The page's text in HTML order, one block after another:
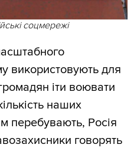
соцмережі
використовують для
іти воювати
наших
перебувають, Росія
говорять